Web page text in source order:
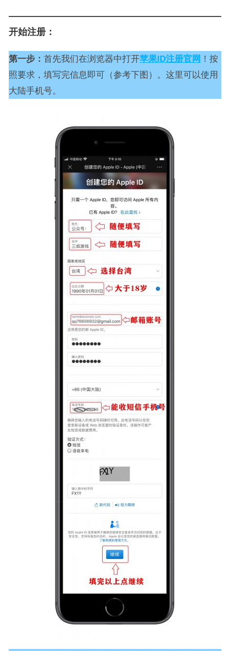
开始注册：
第一步： 首先我们在浏览器中打开苹果ID注册官网 ！按
照要求，填写完信息即可（参考下图）。这里可以使用
大陆手机号。